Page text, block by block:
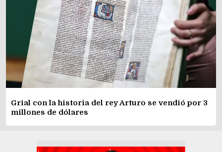
Grial con la historia del rey Arturo se vendió por 3
millones de dólares